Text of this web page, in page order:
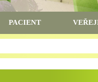
PACIENT